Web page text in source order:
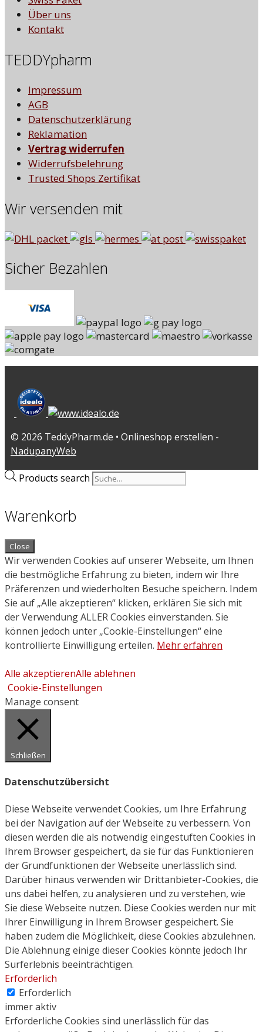
Über uns
Kontakt
TEDDYpharm
Impressum
AGB
Datenschutzerklärung
Reklamation
Vertrag widerrufen
Widerrufsbelehrung
Trusted Shops Zertifikat
Wir versenden mit
Sicher Bezahlen
© 2026 TeddyPharm.de • Onlineshop erstellen -
NadupanyWeb
Products search
Warenkorb
Close
Wir verwenden Cookies auf unserer Webseite, um Ihnen
die bestmögliche Erfahrung zu bieten, indem wir Ihre
Präferenzen und wiederholten Besuche speichern. Indem
Sie auf „Alle akzeptieren“ klicken, erklären Sie sich mit
der Verwendung ALLER Cookies einverstanden. Sie
können jedoch unter „Cookie-Einstellungen“ eine
kontrollierte Einwilligung erteilen. Mehr erfahren
Alle akzeptierenAlle ablehnen
Cookie-Einstellungen
Manage consent
Schließen
Datenschutzübersicht
Diese Webseite verwendet Cookies, um Ihre Erfahrung
bei der Navigation auf der Webseite zu verbessern. Von
diesen werden die als notwendig eingestuften Cookies in
Ihrem Browser gespeichert, da sie für das Funktionieren
der Grundfunktionen der Webseite unerlässlich sind.
Darüber hinaus verwenden wir Drittanbieter-Cookies, die
uns dabei helfen, zu analysieren und zu verstehen, wie
Sie diese Webseite nutzen. Diese Cookies werden nur mit
Ihrer Einwilligung in Ihrem Browser gespeichert. Sie
haben zudem die Möglichkeit, diese Cookies abzulehnen.
Die Ablehnung einige dieser Cookies könnte jedoch Ihr
Surferlebnis beeinträchtigen.
Erforderlich
Erforderlich
immer aktiv
Erforderliche Cookies sind unerlässlich für das